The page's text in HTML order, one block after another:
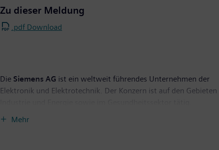
Zu dieser Meldung
.pdf Download
Die Siemens AG ist ein weltweit führendes Unternehmen der
Elektronik und Elektrotechnik. Der Konzern ist auf den Gebieten
Mehr